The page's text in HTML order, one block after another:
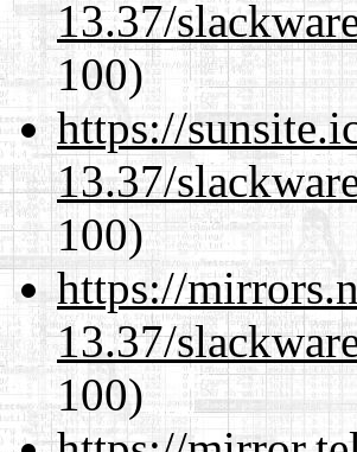
13.37/
100)
https://
13.37/
100)
https://
13.37/
100)